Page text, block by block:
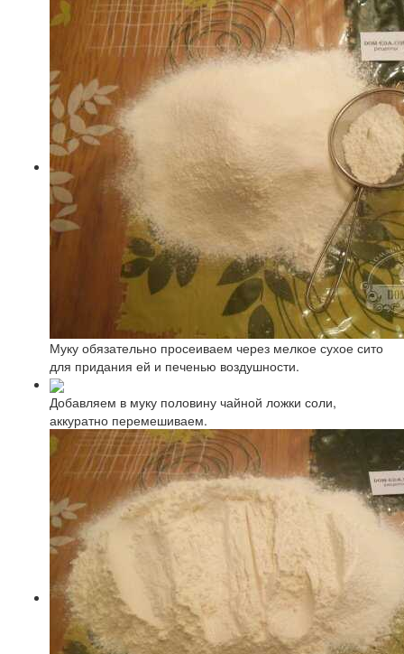
Муку обязательно просеиваем через мелкое сухое сито
для придания ей и печенью воздушности.
Добавляем в муку половину чайной ложки соли,
аккуратно перемешиваем.